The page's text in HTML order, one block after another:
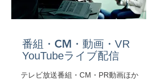
​番組・CM ・動画・VR
YouTubeライブ配信
テレビ放送番組・CM・PR動画ほか